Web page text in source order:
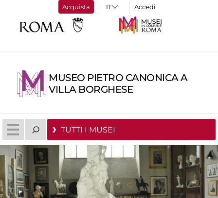
Acquista Accedi
MUSEO PIETRO CANONICA A
VILLA BORGHESE
TUTTI I MUSEI